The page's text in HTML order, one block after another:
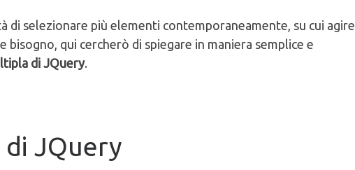
di selezionare più elementi contemporaneamente, su cui agire
bisogno, qui cercherò di spiegare in maniera semplice e
di JQuery.
JQuery